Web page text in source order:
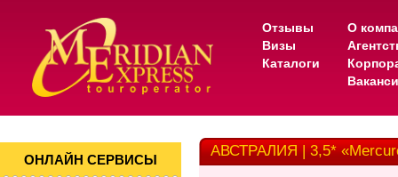
Отзывы
Визы
Каталоги
О
ОНЛАЙН СЕРВИСЫ
АВСТРАЛИЯ | 3,5*